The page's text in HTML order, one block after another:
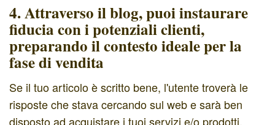
4. Attraverso il blog, puoi instaurare
fiducia con i potenziali clienti,
preparando il contesto ideale per la
fase di vendita
Se il tuo articolo è scritto bene, l'utente troverà le
risposte che stava cercando sul web e sarà ben
disposto ad acquistare i tuoi servizi e/o prodotti.